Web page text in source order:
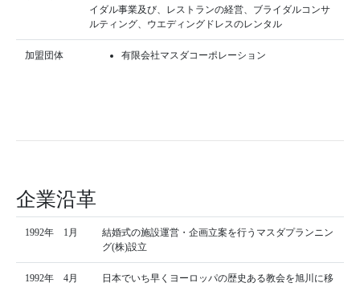
イダル事業及び、レストランの経営、ブライダルコンサ
ルティング、ウエディングドレスのレンタル
加盟団体 有限会社マスダコーポレーション
企業沿革
1992年 1月
結婚式の施設運営・企画立案を行うマスダプランニン
グ(株)設立
1992年 4月
日本でいち早くヨーロッパの歴史ある教会を旭川に移